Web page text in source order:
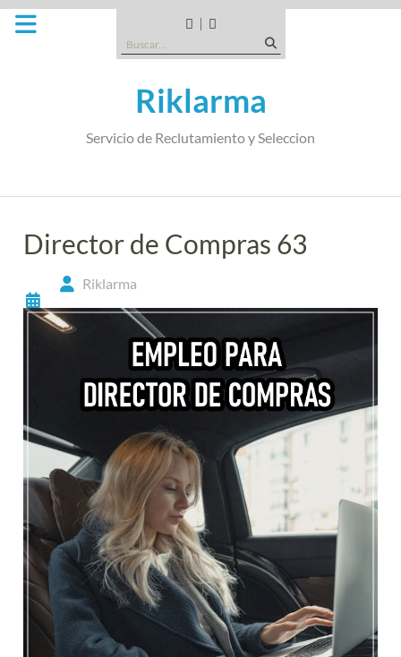
Saltar
CANDIDATOS
TIPO
EMPRESA
SOMOS
Buscar:
Riklarma
Servicio de Reclutamiento y Seleccion
Director de Compras 63
Riklarma